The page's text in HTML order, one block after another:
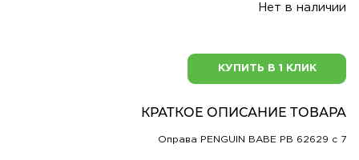
Нет в наличии
КУПИТЬ В 1 КЛИК
КРАТКОЕ ОПИСАНИЕ ТОВАРА
Оправа PENGUIN BABE PB 62629 c 7